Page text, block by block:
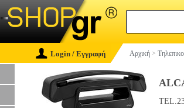
Login / Εγγραφή Αρχική >